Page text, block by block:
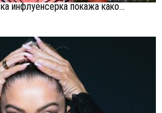
инфлуенсерка покажа како...